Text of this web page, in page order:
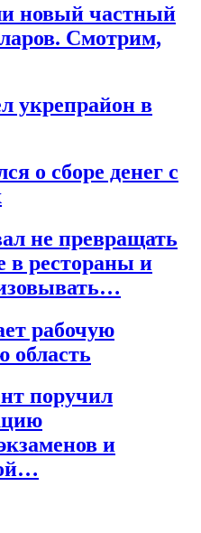
новый частный
Смотрим,
укрепрайон в
о сборе денег с
не превращать
в рестораны и
рабочую
область
поручил
и